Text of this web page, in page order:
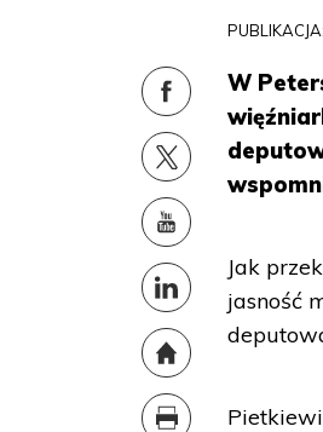
W
Jak
jasność